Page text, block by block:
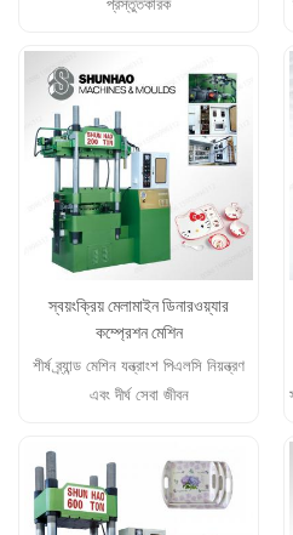
প্রস্তুতকারক
স্বয়ংক্রিয় মেলামাইন ডিনারওয়্যার
কম্প্রেশন মেশিন
শীর্ষ ব্র্যান্ড মেশিন যন্ত্রাংশ পিএলসি নিয়ন্ত্রণ
এবং দীর্ঘ সেবা জীবন